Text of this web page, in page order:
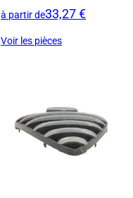
à partir de33,27 €
Voir les pièces